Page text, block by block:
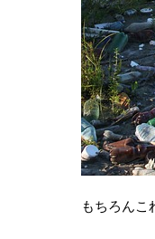
もちろんこ